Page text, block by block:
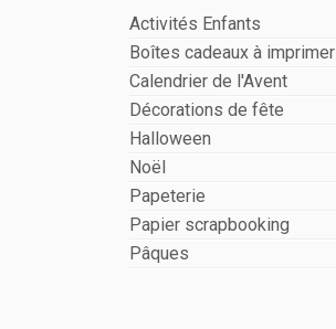
Activités Enfants
Boîtes cadeaux à imprimer
Calendrier de l'Avent
Décorations de fête
Halloween
Noël
Papeterie
Papier scrapbooking
Pâques